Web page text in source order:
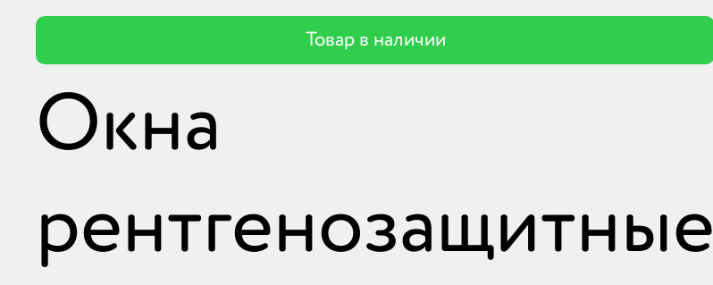
Товар в наличии
Окна
рентгенозащитные